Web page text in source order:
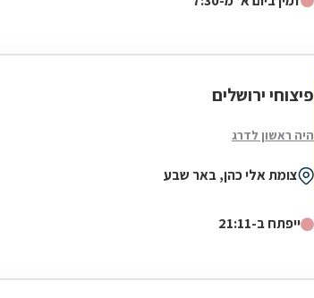
פיצוחי ירושלים
היה ראשון לדרג
צומת אלי כהן, באר שבע
ייפתח ב-21:11